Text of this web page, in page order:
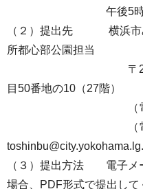
午後5時00分ま
（２）提出先 横浜市み
所都心部公園担当
〒231-0005
目50番地の10（27階）
（電話番号）
（電⼦メー
（３）提出方法 電子メ
場合、PDF形式で提出し